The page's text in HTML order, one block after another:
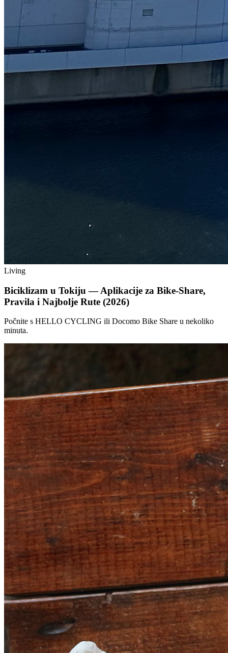
Living
Biciklizam u Tokiju — Aplikacije za Bike-Share,
Pravila i Najbolje Rute (2026)
Počnite s HELLO CYCLING ili Docomo Bike Share u nekoliko
minuta.